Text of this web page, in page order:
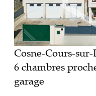
Cosne-Cours-sur-
6 chambres
garage